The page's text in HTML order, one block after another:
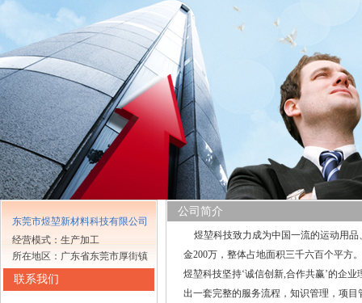
东莞市煜堃新材料科技有限公司
经营模式：生产加工
所在地区：广东省东莞市厚街镇
联系我们
公司简介
煜堃科技致力成为中国一流的运动用
金200万，整体占地面积三千六百个平方
煜堃科技坚持‘诚信创新,合作共赢’的企
出一套完整的服务流程，知识管理，项